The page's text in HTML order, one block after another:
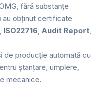
fără substanțe
au obținut certificate
, ISO22716, Audit Report,
de producție automată cu
ștanțare, umplere,
mecanice.